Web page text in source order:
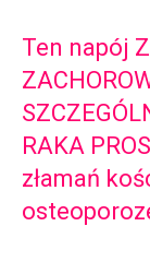
Ten napój
RAKA
złamań